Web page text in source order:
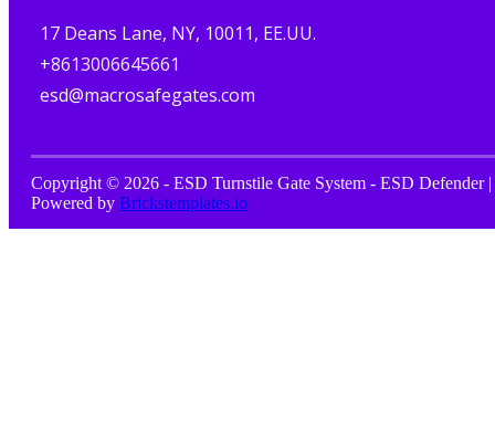
17 Deans Lane, NY, 10011, EE.UU.
+8613006645661
esd@macrosafegates.com
Copyright © 2026 - ESD Turnstile Gate System - ESD Defender |
Powered by Brickstemplates.io